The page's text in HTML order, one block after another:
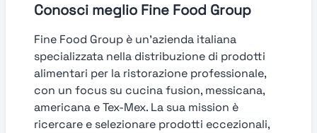
Conosci meglio Fine Food Group
Fine Food Group è un’azienda italiana
specializzata nella distribuzione di prodotti
alimentari per la ristorazione professionale,
con un focus su cucina fusion, messicana,
americana e Tex-Mex. La sua mission è
ricercare e selezionare prodotti eccezionali,